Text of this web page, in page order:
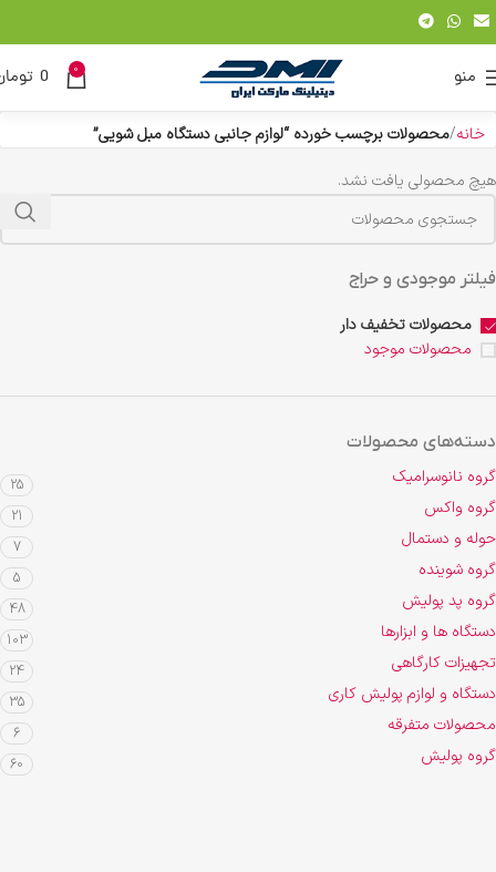
منو 0
0
فیلتر موجودی و حراج
محصولات تخفیف دار
محصولات موجود
دسته‌های محصولات
گروه نانوسرامیک 25
گروه واکس 21
حوله و دستمال 7
گروه شوینده 5
گروه پد پولیش 48
دستگاه ها و ابزارها 103
تجهیزات کارگاهی 24
دستگاه و لوازم پولیش کاری 35
محصولات متفرقه 6
گروه پولیش 60
خانه محصولات برچسب خورده “لوازم جانبی دستگاه مبل شویی”
هیچ محصولی یافت نشد.